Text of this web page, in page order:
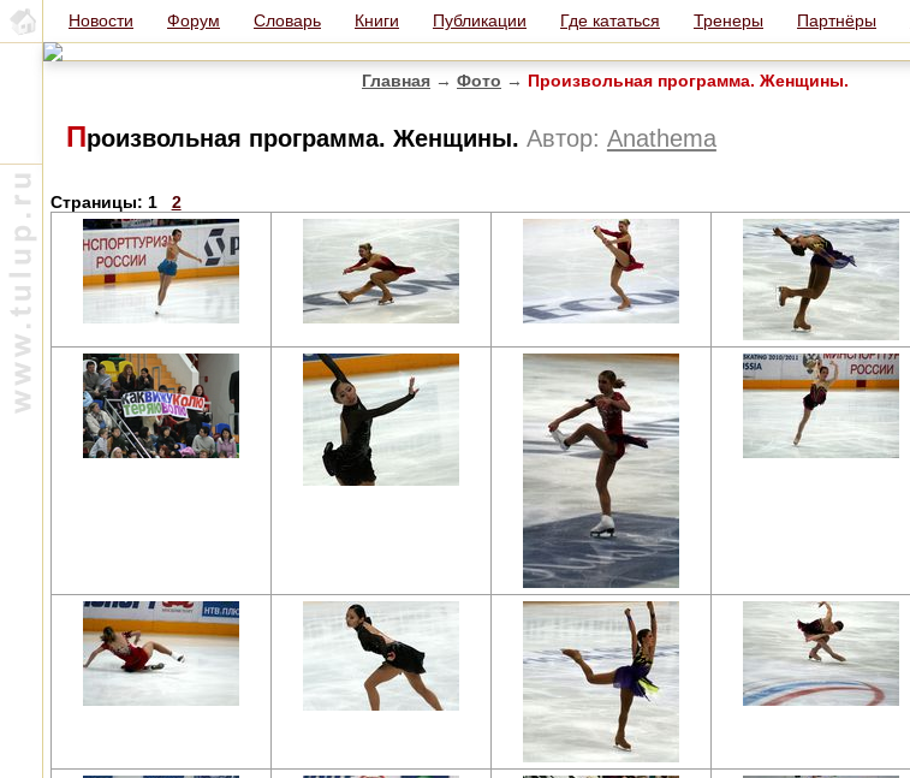
Новости Форум Словарь Книги Публикации Где кататься Тренеры Партнёры
Главная → Фото → Произвольная программа. Женщины.
Произвольная программа. Женщины. Автор: Anathema
Страницы: 1 2